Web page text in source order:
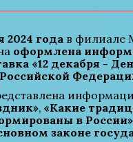
2024 года в филиале
оформлена
«12 декабря -
, «Какие
в России»
законе